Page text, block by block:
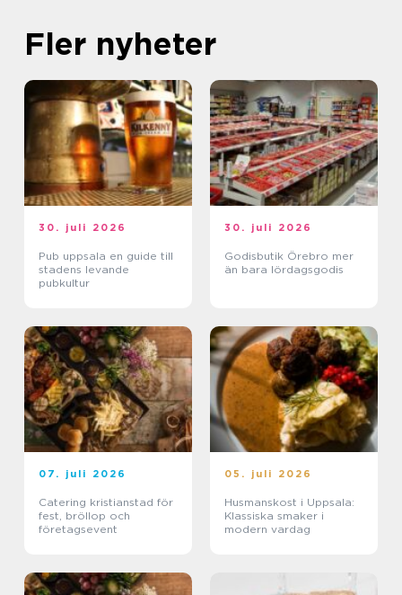
Fler nyheter
30. juli 2026
Pub uppsala en guide till
stadens levande
pubkultur
30. juli 2026
Godisbutik Örebro mer
än bara lördagsgodis
07. juli 2026
Catering kristianstad för
fest, bröllop och
företagsevent
05. juli 2026
Husmanskost i Uppsala:
Klassiska smaker i
modern vardag